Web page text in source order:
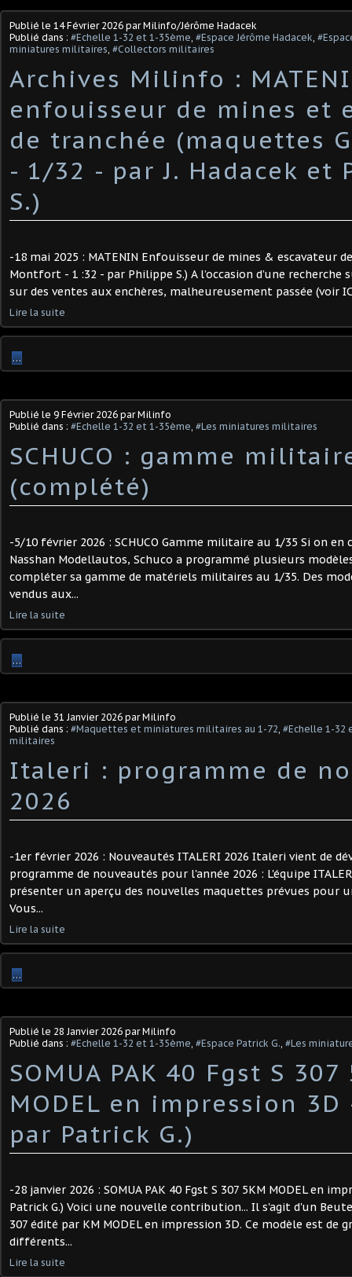
Publié le 14 Février 2026 par Milinfo/Jérôme Hadacek
Publié dans : #Echelle 1-32 et 1-35ème, #Espace Jérôme Hadacek,
miniatures militaires, #Collectors militaires
Archives Milinfo :
enfouisseur de mines et
de tranchée (maquettes
- 1/32 - par J. Hadacek et
S.)
-18 mai 2025 : MATENIN Enfouisseur de mines & escavateur
Montfort - 1 :32 - par Philippe S.) A l’occasion d’une
sur des ventes aux enchères, malheureusement passée (voir
Lire la suite
…
Publié le 9 Février 2026 par Milinfo
Publié dans : #Echelle 1-32 et 1-35ème, #Les miniatures militaires
SCHUCO : gamme
(complété)
-5/10 février 2026 : SCHUCO Gamme militaire au 1/35 Si on
Nasshan Modellautos, Schuco a programmé plusieurs
compléter sa gamme de matériels militaires au 1/35. Des
vendus aux...
Lire la suite
…
Publié le 31 Janvier 2026 par Milinfo
Publié dans : #Maquettes et miniatures militaires au 1-72, #Echelle 1-32
militaires
Italeri : programme de
2026
-1er février 2026 : Nouveautés ITALERI 2026 Italeri vient de
programme de nouveautés pour l'année 2026 : L'équipe
présenter un aperçu des nouvelles maquettes prévues pour
Vous...
Lire la suite
…
Publié le 28 Janvier 2026 par Milinfo
Publié dans : #Echelle 1-32 et 1-35ème, #Espace Patrick G., #Les
SOMUA PAK 40 Fgst S 307
MODEL en impression
par Patrick G.) ​
-28 janvier 2026 : SOMUA PAK 40 Fgst S 307 5KM MODEL en
Patrick G.) Voici une nouvelle contribution... Il s'agit d'un Beute
307 édité par KM MODEL en impression 3D. Ce modèle est de
différents...
Lire la suite